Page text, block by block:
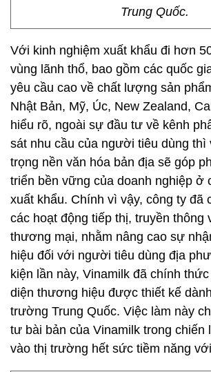
Trung Quốc.
Với kinh nghiệm xuất khẩu đi hơn
vùng lãnh thổ, bao gồm các quốc
yêu cầu cao về chất lượng sản
Nhật Bản, Mỹ, Úc, New Zealand,
hiểu rõ, ngoài sự đầu tư về kênh
sát nhu cầu của người tiêu dùng thì
trọng nền văn hóa bản địa sẽ góp
triển bền vững của doanh nghiệp ở
xuất khẩu. Chính vì vậy, công ty đã
các hoạt động tiếp thị, truyền thông
thương mại, nhằm nâng cao sự
hiệu đối với người tiêu dùng địa
kiện lần này, Vinamilk đã chính
diện thương hiệu được thiết kế
trường Trung Quốc. Việc làm này
tư bài bản của Vinamilk trong chiến
vào thị trường hết sức tiềm năng